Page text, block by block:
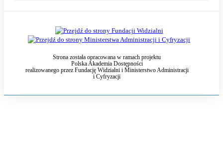
Strona została opracowana w ramach projektu
Polska Akademia Dostępności
realizowanego przez Fundację Widzialnii Ministerstwo Administracji
i Cyfryzacji